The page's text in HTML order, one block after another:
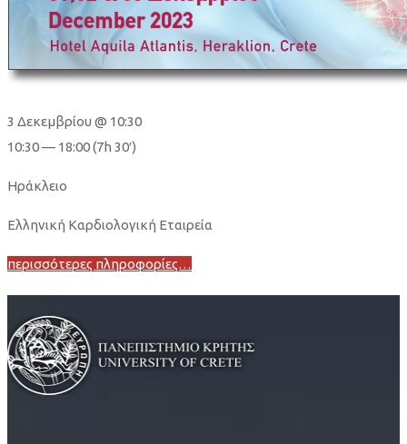
3 Δεκεμβρίου @ 10:30
10:30 — 18:00(7h 30′)
Ηράκλειο
Ελληνική Καρδιολογική Εταιρεία
περισσότερες πληροφορίες…